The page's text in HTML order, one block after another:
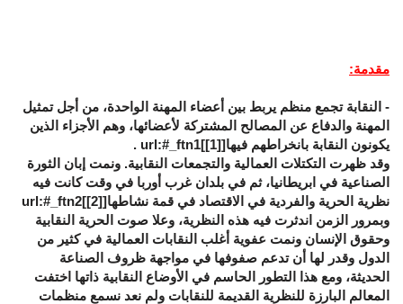
مقدمة:
- النقابة تجمع منظم يربط بين أعضاء المهنة الواحدة، من أجل تمثيل
المهنة والدفاع عن المصالح المشتركة لأعضائها، وهم الأجزاء الذين
يكونون النقابة بانخراطهم فيها[[1]
]url:#_ftn1 .
وقد ظهرت التكتلات العمالية والتجمعات النقابية. ونمت إبان الثورة
الصناعية في ابريطانيا، ثم في بلدان غرب أوربا في وقت كانت فيه
نظرية الحرية والفردية في الاقتصاد في قمة نشاطها[[2]
]url:#_ftn2
وبمرور الزمن اندثرت فيه هذه النظرية، وعلا صوت الحرية النقابية
وحقوق الإنسان ونمت عفوية أغلب النقابات العمالية في كثير من
الدول وقدر لها أن تدعم صفوفها في مواجهة ظروف الصناعة
الحديثة، ومع هذا التطور الحاسم في الأوضاع النقابية ذاتها اختفت
المعالم البارزة للنظرية القديمة للنقابات ولم نعد نسمع منظمات